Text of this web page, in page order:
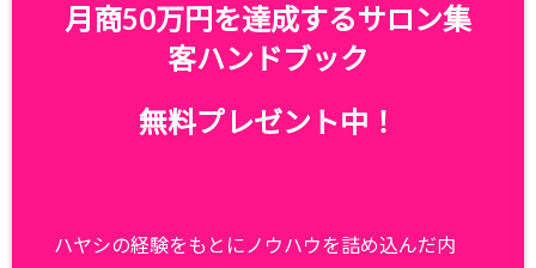
月商50万円を達成するサロン集
客ハンドブック
無料プレゼント中！
ハヤシの経験をもとにノウハウを詰め込んだ内